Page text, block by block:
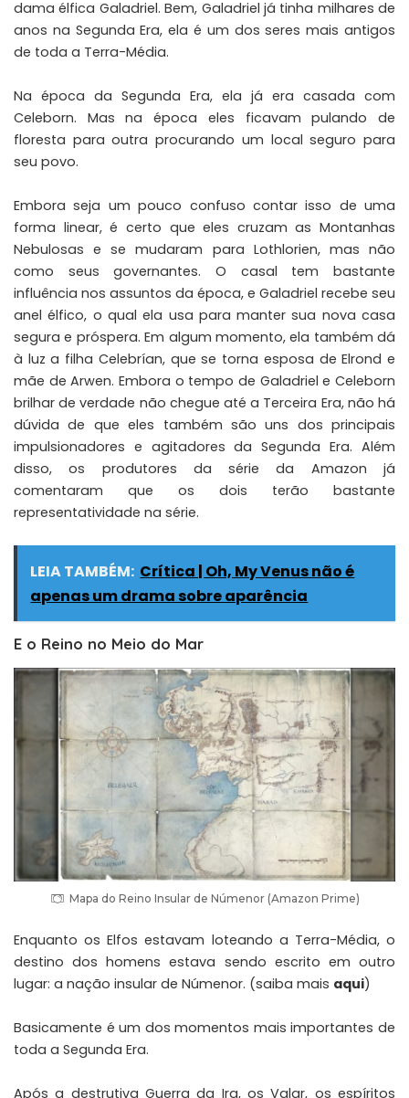
dama élfica Galadriel. Bem, Galadriel já tinha milhares de
anos na Segunda Era, ela é um dos seres mais antigos
de toda a Terra-Média.
Na época da Segunda Era, ela já era casada com
Celeborn. Mas na época eles ficavam pulando de
floresta para outra procurando um local seguro para
seu povo.
Embora seja um pouco confuso contar isso de uma
forma linear, é certo que eles cruzam as Montanhas
Nebulosas e se mudaram para Lothlorien, mas não
como seus governantes. O casal tem bastante
influência nos assuntos da época, e Galadriel recebe seu
anel élfico, o qual ela usa para manter sua nova casa
segura e próspera. Em algum momento, ela também dá
à luz a filha Celebrían, que se torna esposa de Elrond e
mãe de Arwen. Embora o tempo de Galadriel e Celeborn
brilhar de verdade não chegue até a Terceira Era, não há
dúvida de que eles também são uns dos principais
impulsionadores e agitadores da Segunda Era. Além
disso, os produtores da série da Amazon já
comentaram que os dois terão bastante
representatividade na série.
LEIA TAMBÉM: Crítica | Oh, My Venus não é
apenas um drama sobre aparência
E o Reino no Meio do Mar
Mapa do Reino Insular de Númenor (Amazon Prime)
Enquanto os Elfos estavam loteando a Terra-Média, o
destino dos homens estava sendo escrito em outro
lugar: a nação insular de Númenor. (saiba mais aqui)
Basicamente é um dos momentos mais importantes de
toda a Segunda Era.
Após a destrutiva Guerra da Ira, os Valar, os espíritos